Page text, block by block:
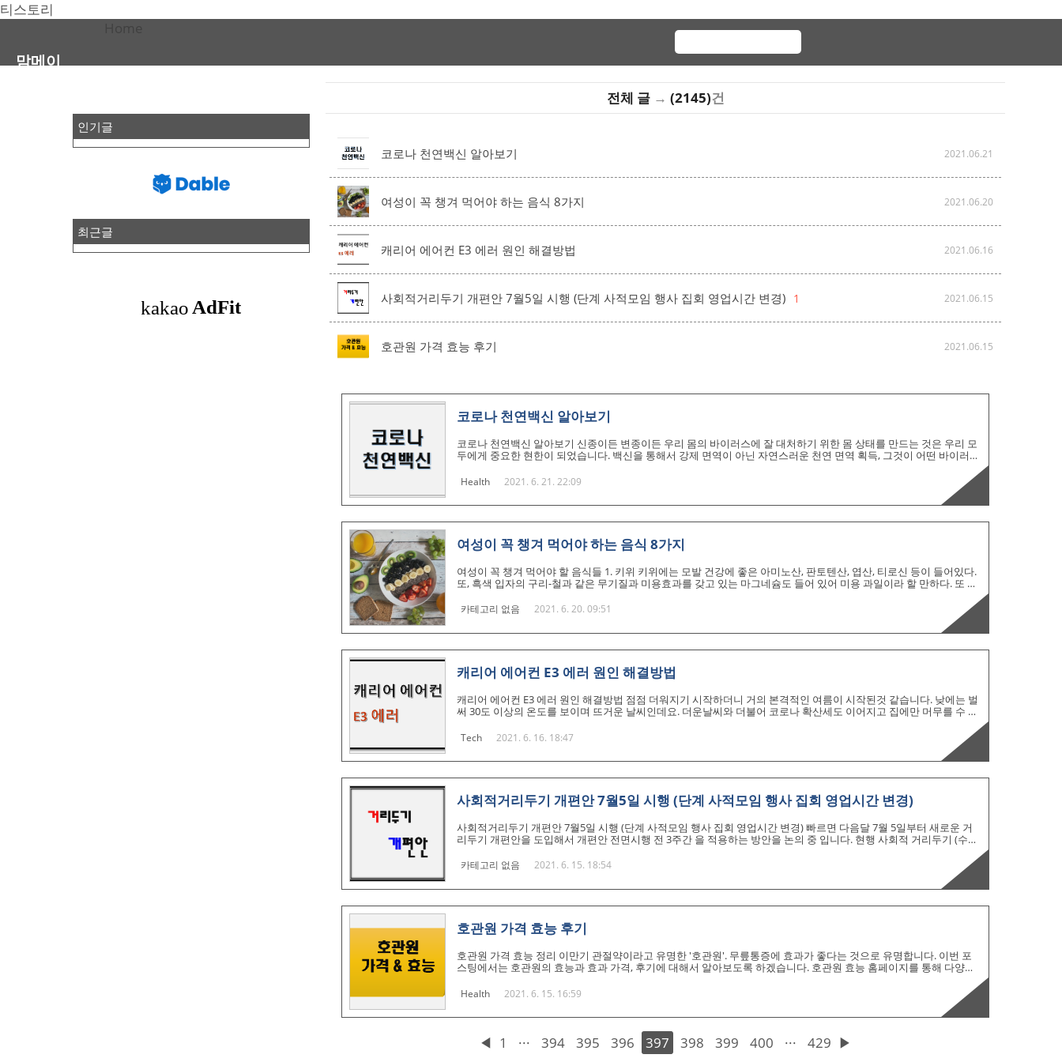
티스토리
맘메이
전체 글→ (2145)건
코로나 천연백신 알아보기 2021.06.21
여성이 꼭 챙겨 먹어야 하는 음식 8가지 2021.06.20
캐리어 에어컨 E3 에러 원인 해결방법 2021.06.16
사회적거리두기 개편안 7월5일 시행 (단계 사적모임 행사 집회 영업시간 변경) 1 2021.06.15
호관원 가격 효능 후기 2021.06.15
코로나 천연백신 알아보기
코로나 천연백신 알아보기 신종이든 변종이든 우리 몸의 바이러스에 잘 대처하기 위한 몸 상태를 만드는 것은 우리 모
두에게 중요한 현한이 되었습니다. 백신을 통해서 강제 면역이 아닌 자연스러운 천연 면역 획득, 그것이 어떤 바이러스
요? 코로나 백신을 맞는것도 중요하지만 우선 더 중요한 것은 내 몸의 천연 백신을 만드는 것이 중요합니다. 그럼 어떻
게 내 몸에 천연백신을 만들 수 있을지 아래에서 알아보겠습니다. 1. 잡곡밥과 풀 밥상 먹기 천연 백신을 위해선 우리의
식탁을 우리 몸에 들어 갔을 때 우리 몸의 방어벽을 튼튼하게 만들어줄 물질로 구성하는 것이 핵심 입니다. 오염이 안
Health 2021. 6. 21. 22:09
여성이 꼭 챙겨 먹어야 하는 음식 8가지
여성이 꼭 챙겨 먹어야 할 음식들 1. 키위 키위에는 모발 건강에 좋은 아미노산, 판토텐산, 엽산, 티로신 등이 들어있다.
또, 흑색 입자의 구리-철과 같은 무기질과 미용효과를 갖고 있는 마그네슘도 들어 있어 미용 과일이라 할 만하다. 또 비
가 잘 생기지 않는 특성으로 인해 농약을 사용하지 않는 것도 건강식품으로 각광 받는 이유 중 하나다. 2022년 개인 운
세 (띠별운세 사주) 2022년 개인 운세 무료 보기 곧 2022년이 다가 옵니다. 2022년은 임인년으로 범띠(호랑이띠)의 해
입니다. 개인운세 어떤지 한 번 확인해보세요! 임인년(壬寅年)은 육십간지의 39번째 해이다. '임'은 w..
카테고리 없음 2021. 6. 20. 09:51
캐리어 에어컨 E3 에러 원인 해결방법
캐리어 에어컨 E3 에러 원인 해결방법 점점 더워지기 시작하더니 거의 본격적인 여름이 시작된것 같습니다. 낮에는 벌
써 30도 이상의 온도를 보이며 뜨거운 날씨인데요. 더운날씨와 더불어 코로나 확산세도 이어지고 집에만 머무를 수 밖
위를 맛보며 힘든 날을 보내야하는데요. 이런 에어컨 고장 중 오늘은 캐리어 에어컨 E3 에러에 대해서 알아보려고 합니
다. 국민연금 최대 36% 더 받을 수 있는 방법 3가지 국민연금 최대 36% 더 받을 수 있는 방법 3가지 서울시 특고 프리랜
서 지원금 50만원 신청 및 지급일 서울시가 COVID19 영향으로 인한 영업시간 제한 등 정부 방역조치의 원인으로 매출
Tech 2021. 6. 16. 18:47
사회적거리두기 개편안 7월5일 시행 (단계 사적모임 행사 집회 영업시간 변경)
사회적거리두기 개편안 7월5일 시행 (단계 사적모임 행사 집회 영업시간 변경) 빠르면 다음달 7월 5일부터 새로운 거
리두기 개편안을 도입해서 개편안 전면시행 전 3주간 을 적용하는 방안을 논의 중 입니다. 현행 사회적 거리두기 (수도
법 (광복절 개천절 한글날 성탄설 해당) 대상 유급휴가 가능? 모든 공휴일 대체휴일법 (광복절 개천절 한글날 성탄설)
유급휴가 가능? 더불어민주당에서 6월 임시국회를통해 대체공휴일법 개정안을 처리시키기로 했습니다. 이번 법안이
시행될경우 주말과 www.tasla.co.kr 개편안이 적용될 경우 아래와 같은 사항이 바뀝니다. - 수도권에서는 사적모임 허
카테고리 없음 2021. 6. 15. 18:54
호관원 가격 효능 후기
호관원 가격 효능 정리 이만기 관절약이라고 유명한 '호관원'. 무릎통증에 효과가 좋다는 것으로 유명합니다. 이번 포
스팅에서는 호관원의 효능과 효과 가격, 후기에 대해서 알아보도록 하겠습니다. 호관원 효능 홈페이지를 통해 다양한
한국어로 표현하면 식이유황입니다 식이유황은 조선왕조 임금이 휴식 및 치료를 위해 방문한 유황 온천과 일맥상통합
니다. 연구에 따르면 식이유황은 인체의 관절과 연골 건강에 큰 효과가 있습니다. 국내외의 연구자들은 부작용이 없고
젊음을 되찾을 수 있는 성분이라고 말합니다. 사실, MSM은 관절뿐만 아니라 피부에도 효과적입니다. 콜라겐 생성을
Health 2021. 6. 15. 16:59
◀ 1 ··· 394 395 396 397 398 399 400 ··· 429 ▶
인기글
최근글